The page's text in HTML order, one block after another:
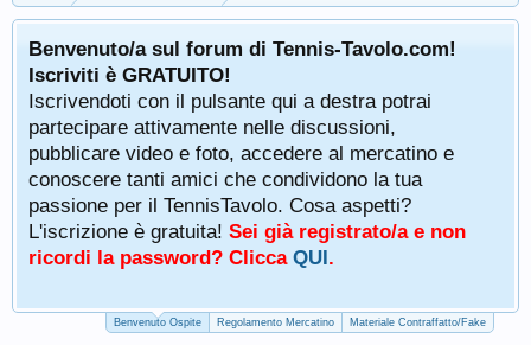
Benvenuto/a sul forum di Tennis-Tavolo.com!
Iscriviti è GRATUITO!
Iscrivendoti con il pulsante qui a destra potrai
partecipare attivamente nelle discussioni,
pubblicare video e foto, accedere al mercatino e
conoscere tanti amici che condividono la tua
passione per il TennisTavolo. Cosa aspetti?
L'iscrizione è gratuita! Sei già registrato/a e non
ricordi la password? Clicca QUI.
Benvenuto Ospite Regolamento Mercatino Materiale Contraffatto/Fake